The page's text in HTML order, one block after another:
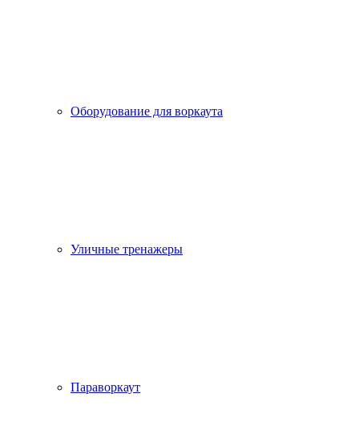
Оборудование для воркаута
Уличные тренажеры
Параворкаут